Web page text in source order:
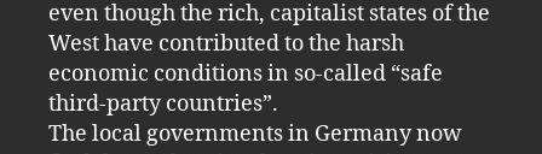
even though the rich, capitalist states of the
West have contributed to the harsh
economic conditions in so-called “safe
third-party countries”.
The local governments in Germany now